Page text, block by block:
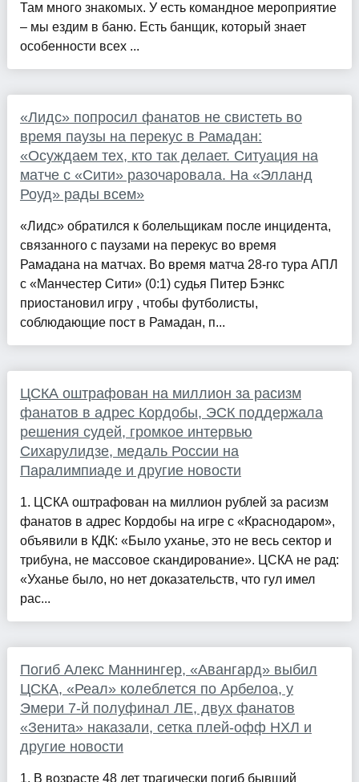
Там много знакомых. У есть командное мероприятие
– мы ездим в баню. Есть банщик, который знает
особенности всех ...
«Лидс» попросил фанатов не свистеть во
время паузы на перекус в Рамадан:
«Осуждаем тех, кто так делает. Ситуация на
матче с «Сити» разочаровала. На «Элланд
Роуд» рады всем»
«Лидс» обратился к болельщикам после инцидента,
связанного с паузами на перекус во время
Рамадана на матчах. Во время матча 28-го тура АПЛ
с «Манчестер Сити» (0:1) судья Питер Бэнкс
приостановил игру , чтобы футболисты,
соблюдающие пост в Рамадан, п...
ЦСКА оштрафован на миллион за расизм
фанатов в адрес Кордобы, ЭСК поддержала
решения судей, громкое интервью
Сихарулидзе, медаль России на
Паралимпиаде и другие новости
1. ЦСКА оштрафован на миллион рублей за расизм
фанатов в адрес Кордобы на игре с «Краснодаром»,
объявили в КДК: «Было уханье, это не весь сектор и
трибуна, не массовое скандирование». ЦСКА не рад:
«Уханье было, но нет доказательств, что гул имел
рас...
Погиб Алекс Маннингер, «Авангард» выбил
ЦСКА, «Реал» колеблется по Арбелоа, у
Эмери 7-й полуфинал ЛЕ, двух фанатов
«Зенита» наказали, сетка плей-офф НХЛ и
другие новости
1. В возрасте 48 лет трагически погиб бывший